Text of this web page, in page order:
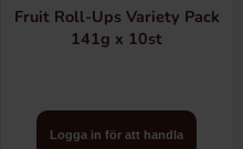
Fruit Roll-Ups Variety Pack
141g x 10st
Logga in för att handla